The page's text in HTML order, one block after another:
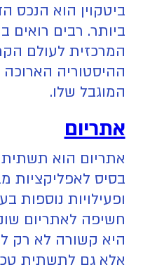
ביטקוין הוא הנכס
ביותר. רבים רואים
המרכזית לעולם
ההיסטוריה
המוגבל שלו.
אתריום
אתריום הוא
בסיס לאפליקציות
ופעילויות נוספות
חשיפה לאתריום
היא קשורה לא רק
אלא גם לתשתית